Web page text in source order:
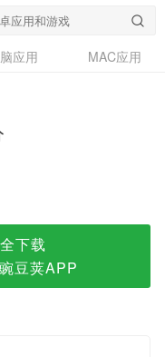
应用
MAC应用
下载
豆荚APP